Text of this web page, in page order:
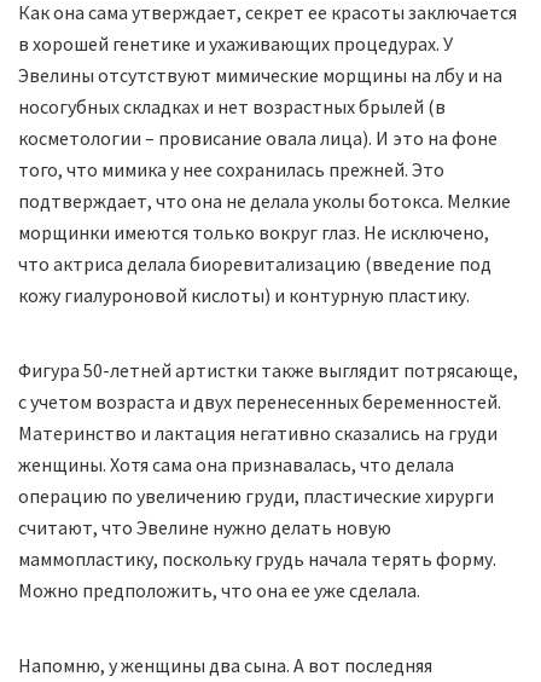
Как она сама утверждает, секрет ее красоты заключается
в хорошей генетике и ухаживающих процедурах. У
Эвелины отсутствуют мимические морщины на лбу и на
носогубных складках и нет возрастных брылей (в
косметологии – провисание овала лица). И это на фоне
того, что мимика у нее сохранилась прежней. Это
подтверждает, что она не делала уколы ботокса. Мелкие
морщинки имеются только вокруг глаз. Не исключено,
что актриса делала биоревитализацию (введение под
кожу гиалуроновой кислоты) и контурную пластику.
Фигура 50-летней артистки также выглядит потрясающе,
с учетом возраста и двух перенесенных беременностей.
Материнство и лактация негативно сказались на груди
женщины. Хотя сама она признавалась, что делала
операцию по увеличению груди, пластические хирурги
считают, что Эвелине нужно делать новую
маммопластику, поскольку грудь начала терять форму.
Можно предположить, что она ее уже сделала.
Напомню, у женщины два сына. А вот последняя